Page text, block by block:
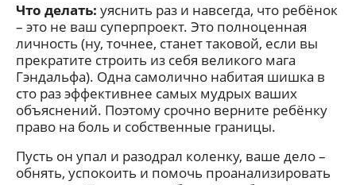
Что делать: уяснить раз и навсегда, что ребёнок
– это не ваш суперпроект. Это полноценная
личность (ну, точнее, станет таковой, если вы
прекратите строить из себя великого мага
Гэндальфа). Одна самолично набитая шишка в
сто раз эффективнее самых мудрых ваших
объяснений. Поэтому срочно верните ребёнку
право на боль и собственные границы.
Пусть он упал и разодрал коленку, ваше дело –
обнять, успокоить и помочь проанализировать